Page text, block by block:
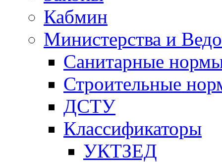
Кабмин
Министерства и
Санитарные
Строительные
ДСТУ
Классификаторы
УКТЗЕД